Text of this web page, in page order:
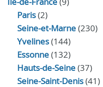
Paris(2)
Seine-et-Marne(230)
Yvelines(144)
Essonne(132)
Hauts-de-Seine(37)
Seine-Saint-Denis(41)